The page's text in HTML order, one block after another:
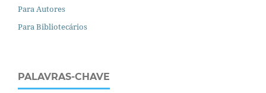
Para Autores
Para Bibliotecários
PALAVRAS-CHAVE